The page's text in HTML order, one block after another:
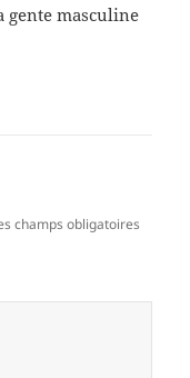
gente masculine
champs obligatoires